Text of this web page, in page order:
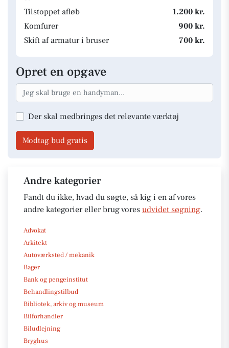
Tilstoppet afløb
1.200 kr.
Komfurer
900 kr.
Skift af armatur i bruser
700 kr.
Opret en opgave
Der skal medbringes det relevante værktøj
Modtag bud gratis
Andre kategorier
Fandt du ikke, hvad du søgte, så kig i en af vores
andre kategorier eller brug vores udvidet søgning.
Advokat
Arkitekt
Autoværksted / mekanik
Bager
Bank og pengeinstitut
Behandlingstilbud
Bibliotek, arkiv og museum
Bilforhandler
Biludlejning
Bryghus